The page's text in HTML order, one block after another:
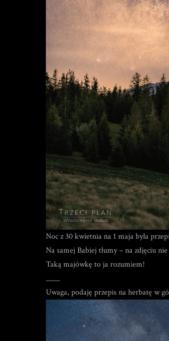
Noc z 30 kwietnia na 1 maja była
Na samej Babiej tłumy – na zdjęciu
Taką majówkę to ja rozumiem!
____
Uwaga, podaję przepis na herbatę w